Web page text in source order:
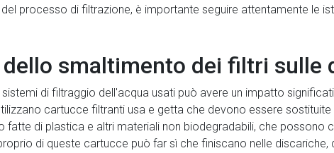
processo di filtrazione, è importante seguire attentamente le
smaltimento dei filtri sulle
di filtraggio dell'acqua usati può avere un impatto
cartucce filtranti usa e getta che devono essere
fatte di plastica e altri materiali non biodegradabili, che possono
di queste cartucce può far sì che finiscano nelle